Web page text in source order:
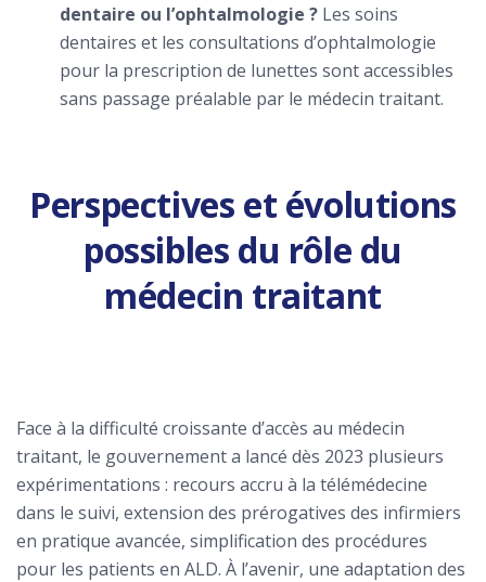
dentaire ou l’ophtalmologie ? Les soins
dentaires et les consultations d’ophtalmologie
pour la prescription de lunettes sont accessibles
sans passage préalable par le médecin traitant.
Perspectives et évolutions
possibles du rôle du
médecin traitant
Face à la difficulté croissante d’accès au médecin
traitant, le gouvernement a lancé dès 2023 plusieurs
expérimentations : recours accru à la télémédecine
dans le suivi, extension des prérogatives des infirmiers
en pratique avancée, simplification des procédures
pour les patients en ALD. À l’avenir, une adaptation des